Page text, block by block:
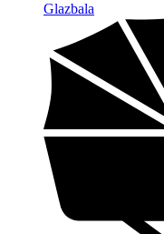
Glazbala